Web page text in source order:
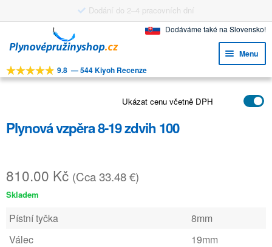
Dodání do 2–4 pracovních dní
na
k
webu
Dodáváme také na Slovensko!
Menu
NÁSTROJE
menu
APLIKACE
FAQ
9.8 —544 Kiyoh Recenze
Ukázat cenu včetně DPH
Plynová vzpěra 8-19 zdvih 100
810.00 Kč (Cca 33.48 €)
Skladem
Pístní tyčka
8mm
Válec
19mm